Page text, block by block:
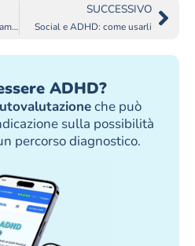
Attività all’aria aperta per bambini ADHD: perchè è importante
SUCCESSIVO
Social e ADHD: come usarli
ADHD?
che può
sulla possibilità
percorso diagnostico.